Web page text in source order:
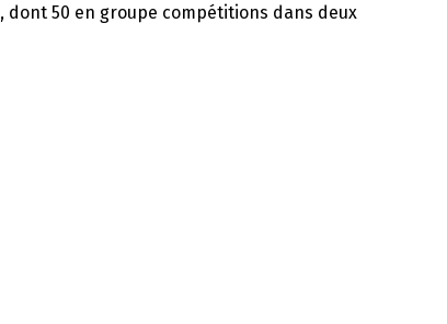
, dont 50 en groupe compétitions dans deux